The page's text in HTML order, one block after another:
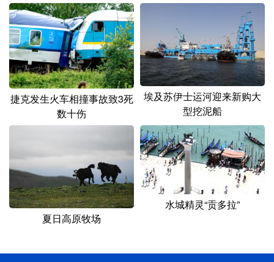
捷克发生火车相撞事故致3死
数十伤
埃及苏伊士运河迎来新购大
型挖泥船
夏日高原牧场
水城精灵“贡多拉”